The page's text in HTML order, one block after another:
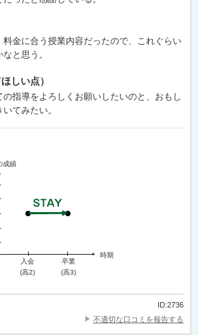
料金に合う授業内容だったので、これぐらい
と思う。
しい点）
指導をよろしくお願いしたいのと、おもし
てみたい。
成績
時期
入会
(高2)
卒業
(高3)
ID:2736
不適切な口コミを報告する